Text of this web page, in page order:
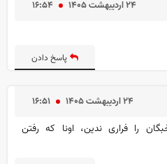
۱۶:۵۴ ۲۴ ارديبهشت ۱۴۰۵
پاسخ دادن
۱۶:۵۱ ۲۴ ارديبهشت ۱۴۰۵
را فراری ندین، اونا که رفتن